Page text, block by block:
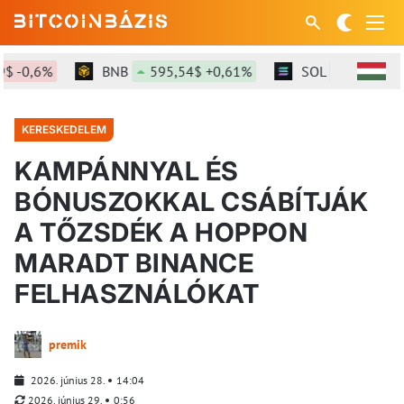
BNB 595,54$ +0,61% SOL 75,46$ +2,21%
KERESKEDELEM
KAMPÁNNYAL ÉS
BÓNUSZOKKAL CSÁBÍTJÁK
A TŐZSDÉK A HOPPON
MARADT BINANCE
FELHASZNÁLÓKAT
premik
2026. június 28.
14:04
2026. június 29.
0:56